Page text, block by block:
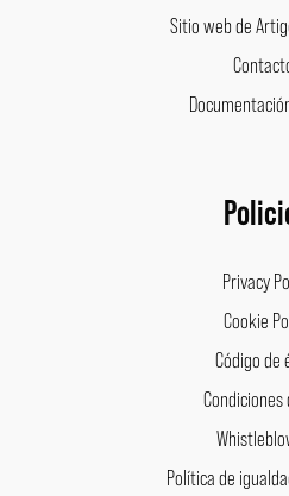
Sitio web de
Privacy
Cookie
Código de
Condiciones
Política de